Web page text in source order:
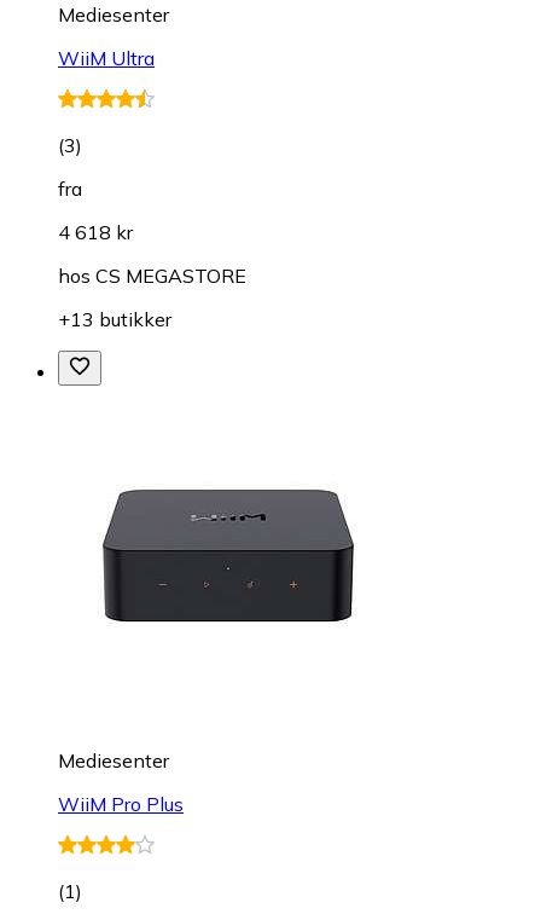
Mediesenter
WiiM Ultra
(3)
fra
4 618 kr
hos CS MEGASTORE
+13 butikker
Mediesenter
WiiM Pro Plus
(1)